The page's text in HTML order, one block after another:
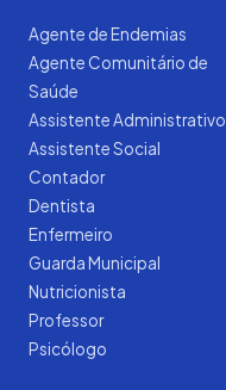
Agente de Endemias
Agente Comunitário de
Saúde
Assistente Administrativo
Assistente Social
Contador
Dentista
Enfermeiro
Guarda Municipal
Nutricionista
Professor
Psicólogo